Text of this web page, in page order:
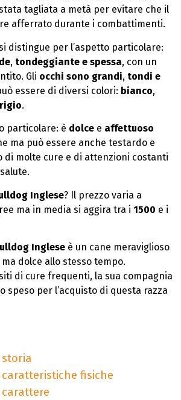
tagliata a metà per evitare che il
afferrato durante i combattimenti.
distingue per l’aspetto particolare:
, tondeggiante e spessa, con un
Gli occhi sono grandi, tondi e
essere di diversi colori: bianco,
.
particolare: è dolce e affettuoso
ma può essere anche testardo e
di molte cure e di attenzioni costanti
Inglese? Il prezzo varia a
ma in media si aggira tra i 1500 e i
Inglese è un cane meraviglioso
dolce allo stesso tempo.
di cure frequenti, la sua compagnia
speso per l’acquisto di questa razza
storia
caratteristiche fisiche
carattere